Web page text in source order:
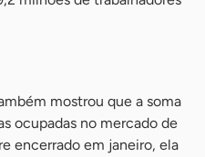
mostrou que a soma
ocupadas no mercado de
encerrado em janeiro, ela